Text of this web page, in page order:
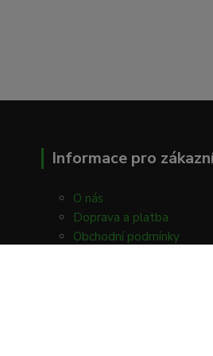
Informace pro
O nás
Doprava a platba
Obchodní podmínky